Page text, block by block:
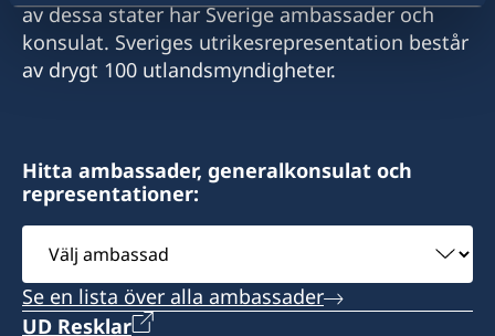
av dessa stater har Sverige ambassader och
konsulat. Sveriges utrikesrepresentation består
av drygt 100 utlandsmyndigheter.
Hitta ambassader, generalkonsulat och
representationer:
Välj
ambassad
Se en lista över alla ambassader
UD Resklar